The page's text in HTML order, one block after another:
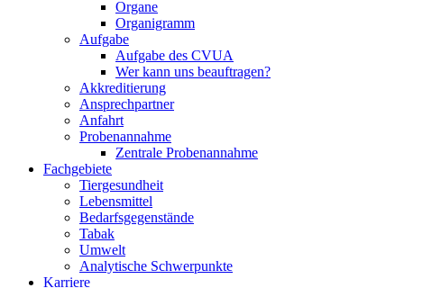
Organe
Organigramm
Aufgabe
Aufgabe des CVUA
Wer kann uns beauftragen?
Akkreditierung
Ansprechpartner
Anfahrt
Probenannahme
Zentrale Probenannahme
Fachgebiete
Tiergesundheit
Lebensmittel
Bedarfsgegenstände
Tabak
Umwelt
Analytische Schwerpunkte
Karriere